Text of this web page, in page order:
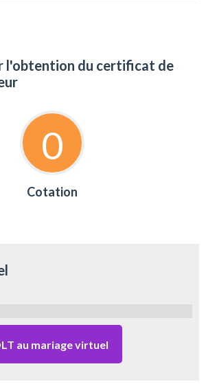
l'obtention du certificat de
0
Cotation
au mariage virtuel